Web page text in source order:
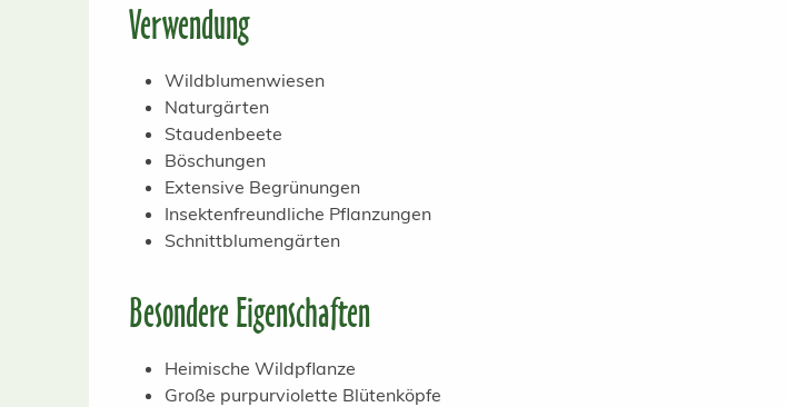
Verwendung
Wildblumenwiesen
Naturgärten
Staudenbeete
Böschungen
Extensive Begrünungen
Insektenfreundliche Pflanzungen
Schnittblumengärten
Besondere Eigenschaften
Heimische Wildpflanze
Große purpurviolette Blütenköpfe